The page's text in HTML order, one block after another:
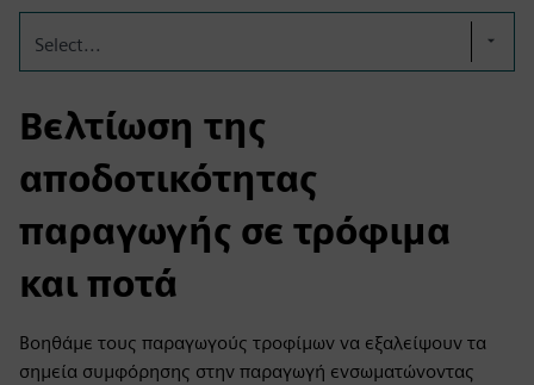
Select...
Βελτίωση της
αποδοτικότητας
παραγωγής σε τρόφιμα
και ποτά
Βοηθάμε τους παραγωγούς τροφίμων να εξαλείψουν τα
σημεία συμφόρησης στην παραγωγή ενσωματώνοντας